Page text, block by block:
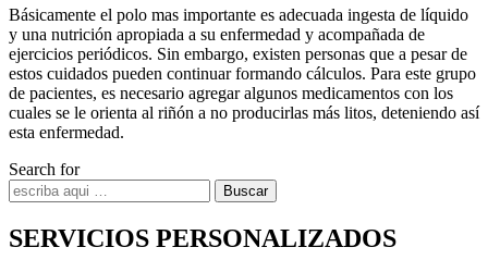
Básicamente el polo mas importante es adecuada ingesta de líquido
y una nutrición apropiada a su enfermedad y acompañada de
ejercicios periódicos. Sin embargo, existen personas que a pesar de
estos cuidados pueden continuar formando cálculos. Para este grupo
de pacientes, es necesario agregar algunos medicamentos con los
cuales se le orienta al riñón a no producirlas más litos, deteniendo así
esta enfermedad.
Search for
Buscar
SERVICIOS PERSONALIZADOS